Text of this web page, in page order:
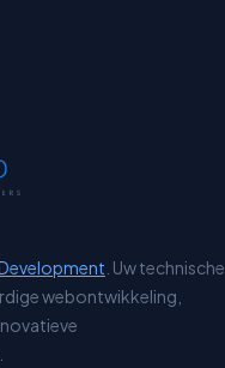
. Uw technische
webontwikkeling,